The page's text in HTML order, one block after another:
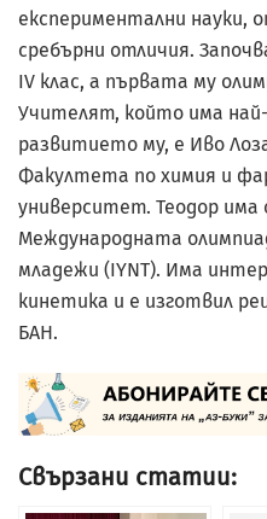
експериментални науки,
сребърни отличия.
IV клас, а първата му
Учителят, който има
развитието му, е Иво
Факултета по химия и
университет. Теодор има
Международната
младежи (IYNT). Има
кинетика и е изготвил
БАН.
Свързани статии: